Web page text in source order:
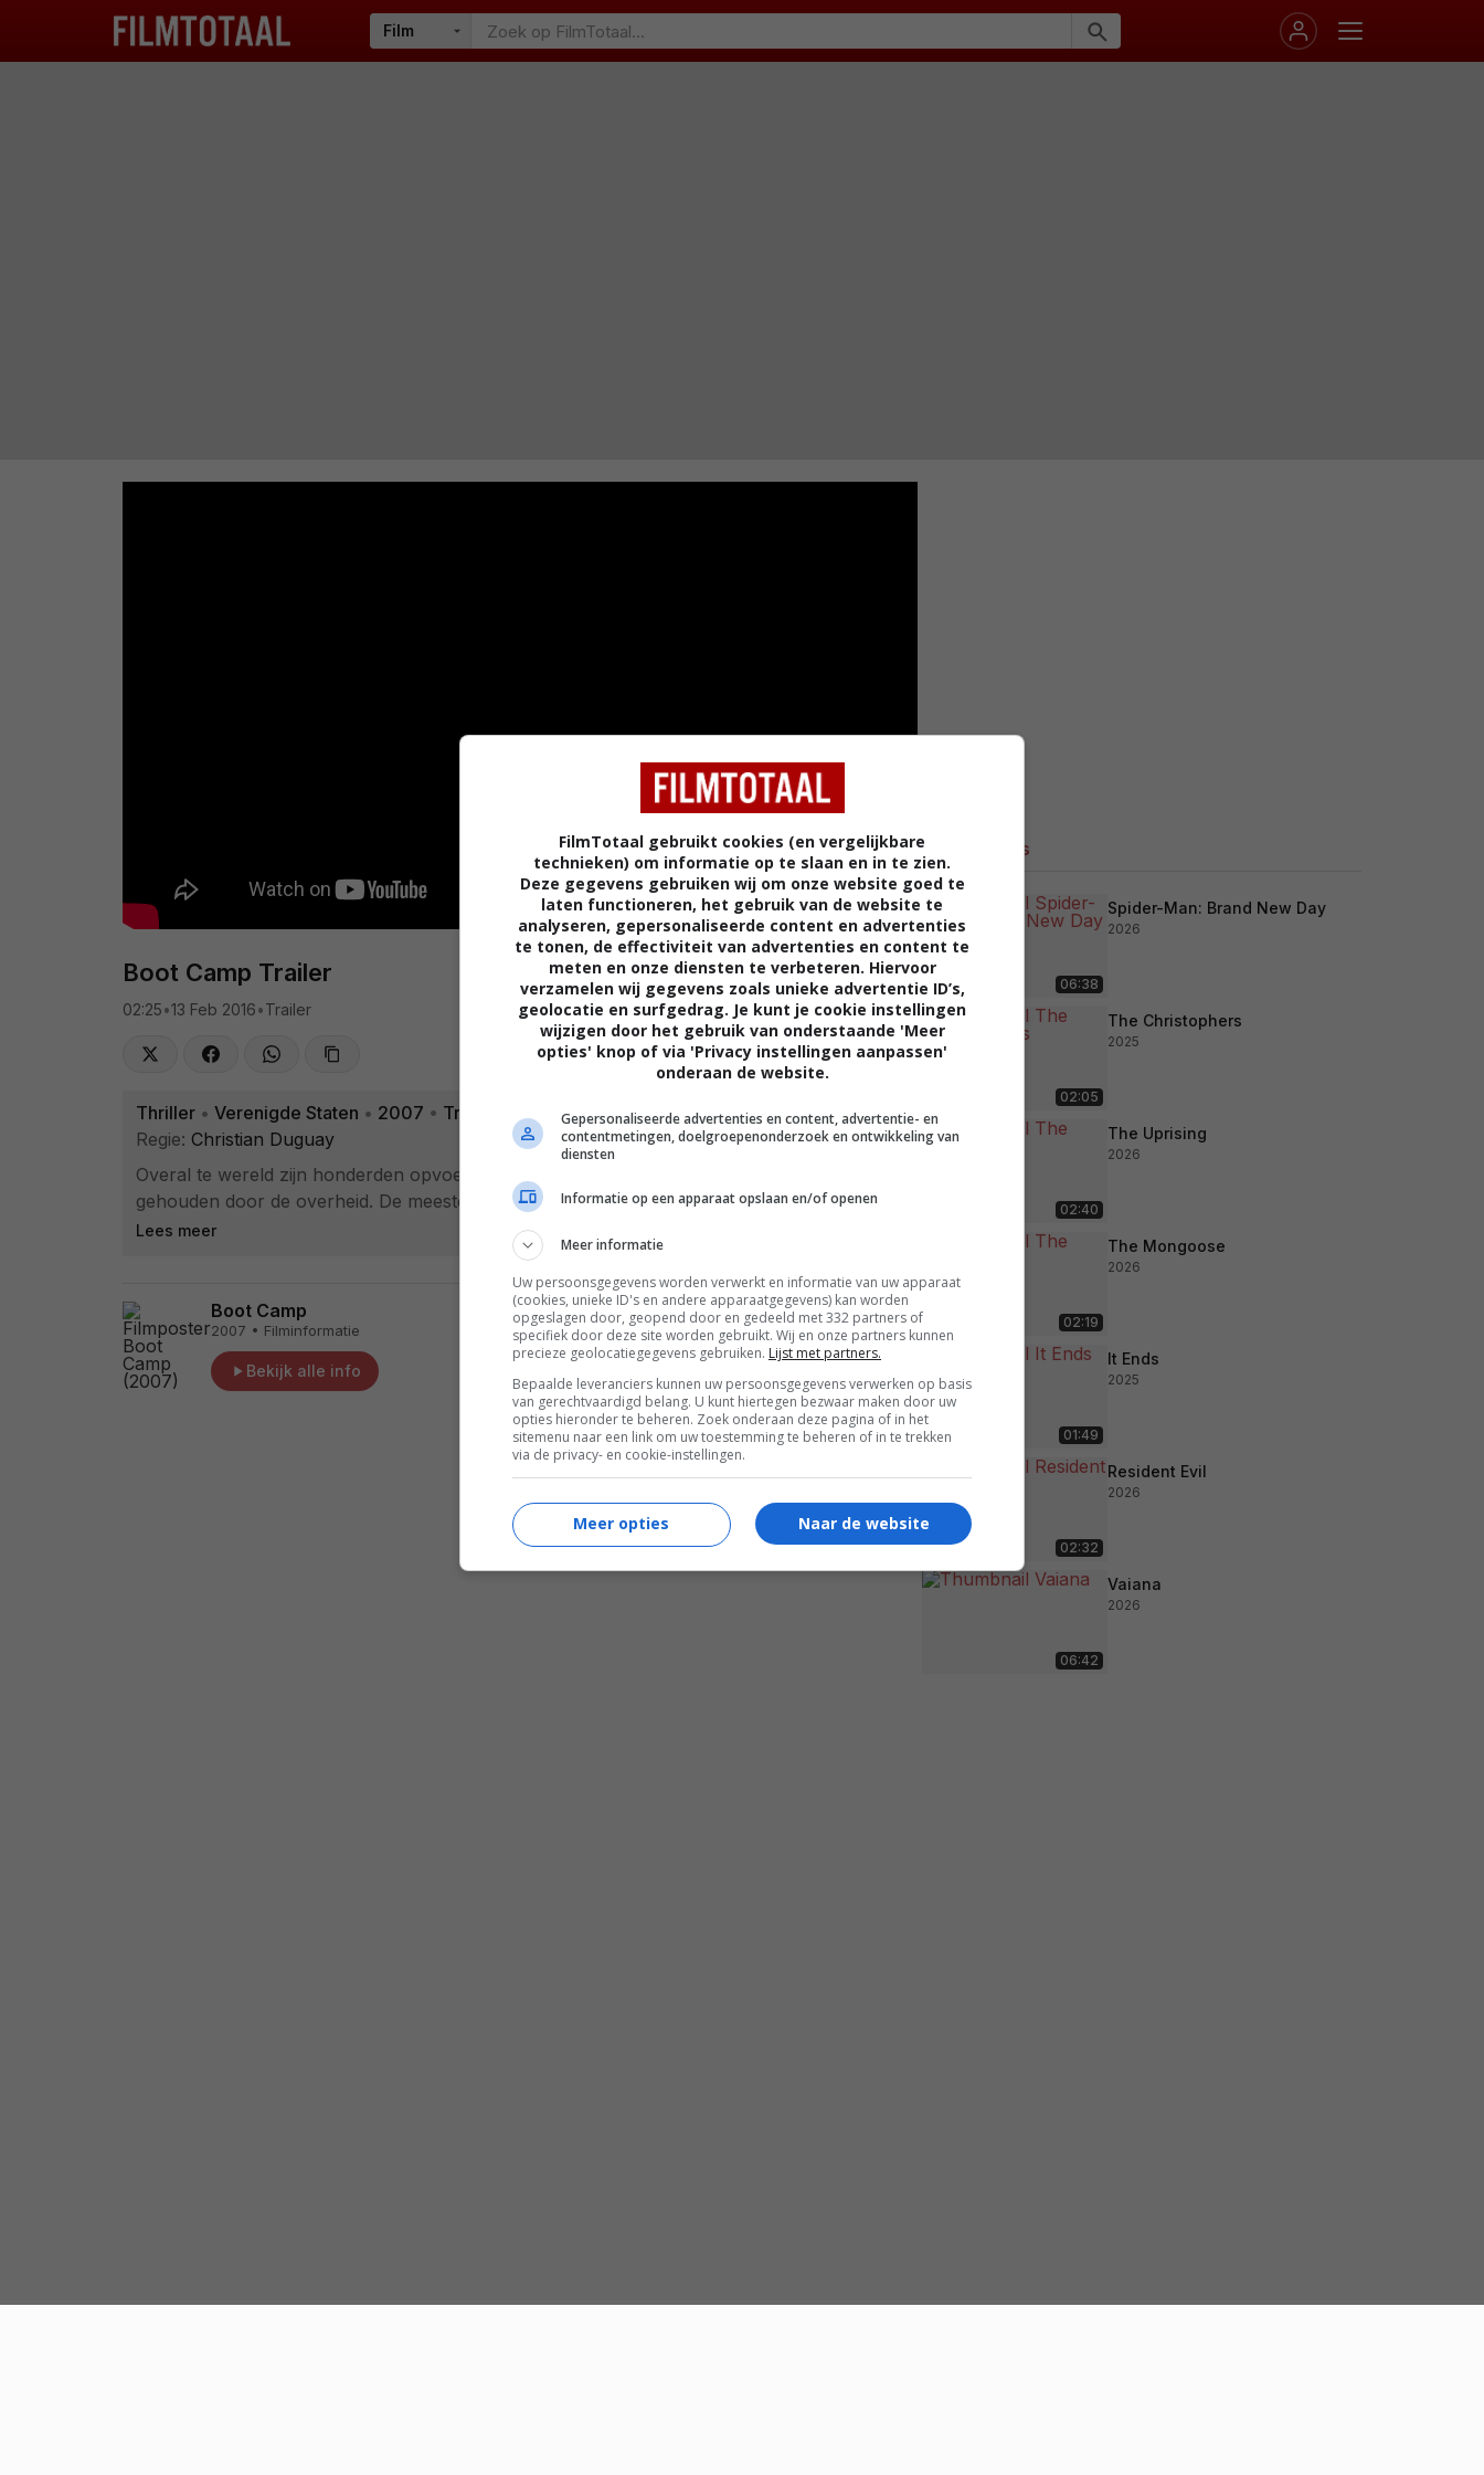
Boot Camp Trailer
02:25•13 Feb 2016•Trailer
Thriller • Verenigde Staten • 2007 • Trailer
Regie: Christian Duguay
Overal te wereld zijn honderden opvoedkampen. Ze worden stuk voor stuk niet in de gaten
gehouden door de overheid. De meeste bereiken op een respectab...
Lees meer
Boot Camp
2007 • Filminformatie
Bekijk alle info
Meer trailers
06:38
Spider-Man: Brand New Day
2026
02:05
The Christophers
2025
02:40
The Uprising
2026
02:19
The Mongoose
2026
01:49
It Ends
2025
02:32
Resident Evil
2026
06:42
Vaiana
2026
FilmTotaal gebruikt cookies (en vergelijkbare
technieken) om informatie op te slaan en in te zien.
Deze gegevens gebruiken wij om onze website goed te
laten functioneren, het gebruik van de website te
analyseren, gepersonaliseerde content en advertenties
te tonen, de effectiviteit van advertenties en content te
meten en onze diensten te verbeteren. Hiervoor
verzamelen wij gegevens zoals unieke advertentie ID’s,
geolocatie en surfgedrag. Je kunt je cookie instellingen
wijzigen door het gebruik van onderstaande 'Meer
opties' knop of via 'Privacy instellingen aanpassen'
onderaan de website.
Gepersonaliseerde advertenties en content, advertentie- en
contentmetingen, doelgroepenonderzoek en ontwikkeling van
diensten
Informatie op een apparaat opslaan en/of openen
Meer informatie
Uw persoonsgegevens worden verwerkt en informatie van uw apparaat
(cookies, unieke ID's en andere apparaatgegevens) kan worden
opgeslagen door, geopend door en gedeeld met 332 partners of
specifiek door deze site worden gebruikt. Wij en onze partners kunnen
precieze geolocatiegegevens gebruiken. Lijst met partners.
Bepaalde leveranciers kunnen uw persoonsgegevens verwerken op basis
van gerechtvaardigd belang. U kunt hiertegen bezwaar maken door uw
opties hieronder te beheren. Zoek onderaan deze pagina of in het
sitemenu naar een link om uw toestemming te beheren of in te trekken
via de privacy- en cookie-instellingen.
Naar de website
Meer opties